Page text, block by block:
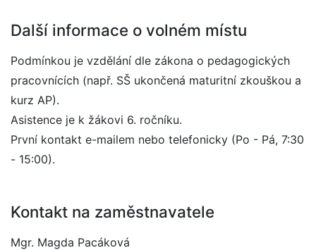
Další informace o volném místu
Podmínkou je vzdělání dle zákona o pedagogických
pracovnících (např. SŠ ukončená maturitní zkouškou a
kurz AP).
Asistence je k žákovi 6. ročníku.
První kontakt e-mailem nebo telefonicky (Po - Pá, 7:30
- 15:00).
Kontakt na zaměstnavatele
Mgr. Magda Pacáková